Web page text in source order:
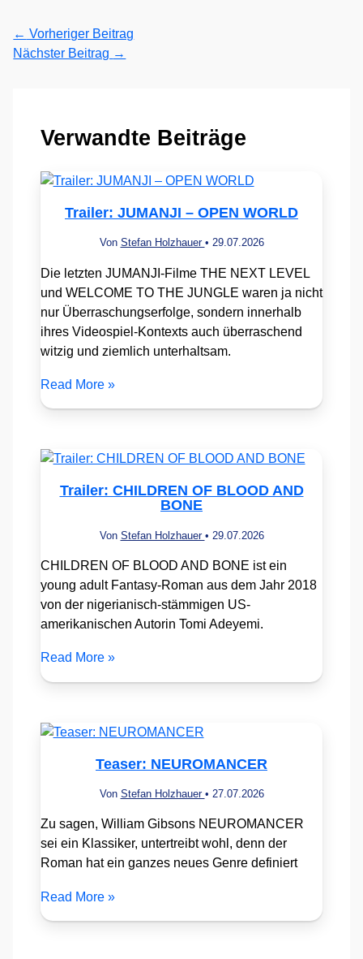
← Vorheriger Beitrag
Nächster Beitrag →
Verwandte Beiträge
Trailer: JUMANJI – OPEN WORLD
Von Stefan Holzhauer • 29.07.2026
Die letzten JUMANJI-Filme THE NEXT LEVEL
und WELCOME TO THE JUNGLE waren ja nicht
nur Überraschungserfolge, sondern innerhalb
ihres Videospiel-Kontexts auch überraschend
witzig und ziemlich unterhaltsam.
Read More »
Trailer: CHILDREN OF BLOOD AND
BONE
Von Stefan Holzhauer • 29.07.2026
CHILDREN OF BLOOD AND BONE ist ein
young adult Fantasy-Roman aus dem Jahr 2018
von der nigerianisch-stämmigen US-
amerikanischen Autorin Tomi Adeyemi.
Read More »
Teaser: NEUROMANCER
Von Stefan Holzhauer • 27.07.2026
Zu sagen, William Gibsons NEUROMANCER
sei ein Klassiker, untertreibt wohl, denn der
Roman hat ein ganzes neues Genre definiert
Read More »